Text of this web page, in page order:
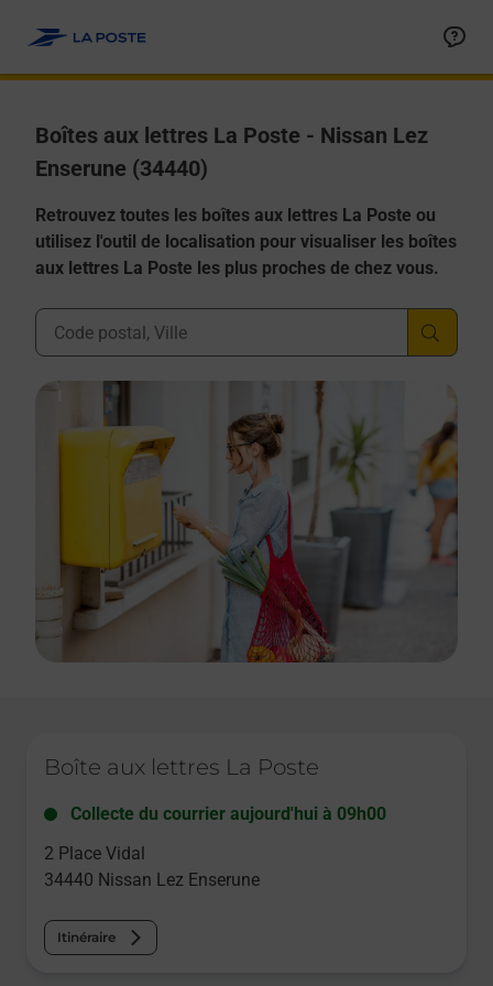
Boîtes aux lettres La Poste - Nissan Lez
Enserune (34440)
Retrouvez toutes les boîtes aux lettres La Poste ou
utilisez l'outil de localisation pour visualiser les boîtes
aux lettres La Poste les plus proches de chez vous.
Ville, Département, Code Postal
Boîte aux lettres La Poste
Collecte du courrier aujourd'hui à 09h00
2 Place Vidal
34440 Nissan Lez Enserune
Itinéraire